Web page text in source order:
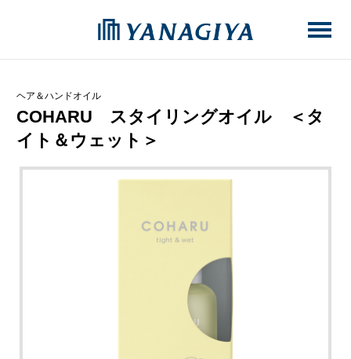
ヘア＆ハンドオイル
COHARU スタイリングオイル ＜タ
イト＆ウェット＞